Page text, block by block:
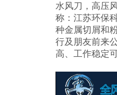
水风刀，高压
称：江苏环保
种金属切屑和
行及朋友前来
高、工作稳定